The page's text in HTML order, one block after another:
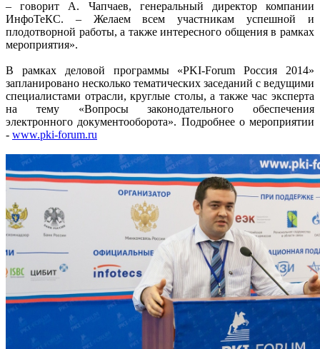
– говорит А. Чапчаев, генеральный директор компании
ИнфоТеКС. – Желаем всем участникам успешной и
плодотворной работы, а также интересного общения в рамках
мероприятия».
В рамках деловой программы «PKI-Forum Россия 2014»
запланировано несколько тематических заседаний с ведущими
специалистами отрасли, круглые столы, а также час эксперта
на тему «Вопросы законодательного обеспечения
электронного документооборота». Подробнее о мероприятии
- www.pki-forum.ru